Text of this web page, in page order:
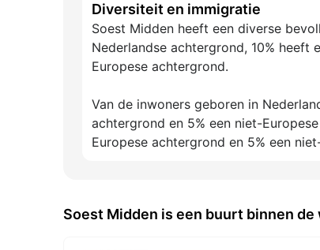
Diversiteit en immigratie
Soest Midden heeft een diverse
Nederlandse achtergrond, 10% heeft
Europese achtergrond.
Van de inwoners geboren in
achtergrond en 5% een niet-
Europese achtergrond en 5% een
Soest Midden is een buurt binnen